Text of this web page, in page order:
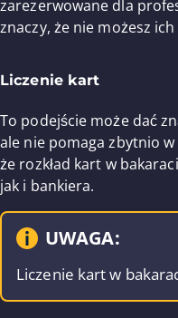
zarezerwowane dla
znaczy, że nie możesz
Liczenie kart
To podejście może dać
ale nie pomaga zbytnio
że rozkład kart w
jak i bankiera.
UWAGA:
Liczenie kart w